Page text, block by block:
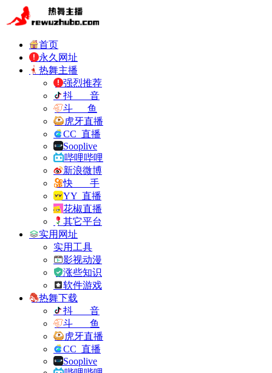
首页
永久网址
热舞主播
强烈推荐
抖 音
斗 鱼
虎牙直播
CC 直播
Sooplive
哔哩哔哩
新浪微博
快 手
YY 直播
花椒直播
其它平台
实用网址
实用工具
影视动漫
涨些知识
软件游戏
热舞下载
抖 音
斗 鱼
虎牙直播
CC 直播
Sooplive